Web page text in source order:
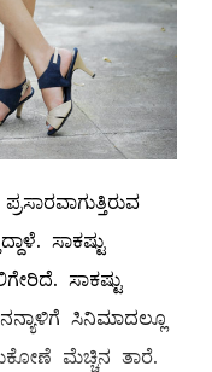
ಸಾಕಷ್ಟು
ಸಾಕಷ್ಟು
ಸಿನಿಮಾದಲ್ಲೂ
ಮೆಚ್ಚಿನ ತಾರೆ.